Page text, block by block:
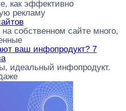
как эффективно
рекламу
собственном сайте много,
ваш инфопродукт? 7
идеальный инфопродукт.